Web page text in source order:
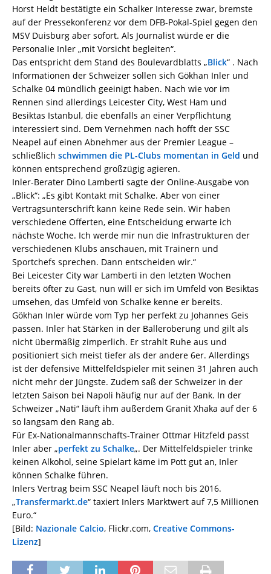
Horst Heldt bestätigte ein Schalker Interesse zwar, bremste
auf der Pressekonferenz vor dem DFB-Pokal-Spiel gegen den
MSV Duisburg aber sofort. Als Journalist würde er die
Personalie Inler „mit Vorsicht begleiten“.
Das entspricht dem Stand des Boulevardblatts „Blick“ . Nach
Informationen der Schweizer sollen sich Gökhan Inler und
Schalke 04 mündlich geeinigt haben. Nach wie vor im
Rennen sind allerdings Leicester City, West Ham und
Besiktas Istanbul, die ebenfalls an einer Verpflichtung
interessiert sind. Dem Vernehmen nach hofft der SSC
Neapel auf einen Abnehmer aus der Premier League –
schließlich schwimmen die PL-Clubs momentan in Geld und
können entsprechend großzügig agieren.
Inler-Berater Dino Lamberti sagte der Online-Ausgabe von
„Blick“: „Es gibt Kontakt mit Schalke. Aber von einer
Vertragsunterschrift kann keine Rede sein. Wir haben
verschiedene Offerten, eine Entscheidung erwarte ich
nächste Woche. Ich werde mir nun die Infrastrukturen der
verschiedenen Klubs anschauen, mit Trainern und
Sportchefs sprechen. Dann entscheiden wir.“
Bei Leicester City war Lamberti in den letzten Wochen
bereits öfter zu Gast, nun will er sich im Umfeld von Besiktas
umsehen, das Umfeld von Schalke kenne er bereits.
Gökhan Inler würde vom Typ her perfekt zu Johannes Geis
passen. Inler hat Stärken in der Balleroberung und gilt als
nicht übermäßig zimperlich. Er strahlt Ruhe aus und
positioniert sich meist tiefer als der andere 6er. Allerdings
ist der defensive Mittelfeldspieler mit seinen 31 Jahren auch
nicht mehr der Jüngste. Zudem saß der Schweizer in der
letzten Saison bei Napoli häufig nur auf der Bank. In der
Schweizer „Nati“ läuft ihm außerdem Granit Xhaka auf der 6
so langsam den Rang ab.
Für Ex-Nationalmannschafts-Trainer Ottmar Hitzfeld passt
Inler aber „perfekt zu Schalke„. Der Mittelfeldspieler trinke
keinen Alkohol, seine Spielart käme im Pott gut an, Inler
können Schalke führen.
Inlers Vertrag beim SSC Neapel läuft noch bis 2016.
„Transfermarkt.de“ taxiert Inlers Marktwert auf 7,5 Millionen
Euro.“
[Bild: Nazionale Calcio, Flickr.com, Creative Commons-
Lizenz]